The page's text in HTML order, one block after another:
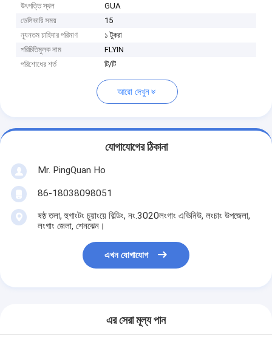
উৎপত্তি স্থল
GUA
ডেলিভারি সময়
15
ন্যূনতম চাহিদার পরিমাণ
১ টুকরা
পরিচিতিমুলক নাম
FLYIN
পরিশোধের শর্ত
টি/টি
আরো দেখুন
যোগাযোগের ঠিকানা
Mr. PingQuan Ho
86-18038098051
ষষ্ঠ তলা, হুগাংটং চুয়াংয়ে বিল্ডিং, নং.3020লংগাং এভিনিউ, লংচাং উপজেলা,
লংগাং জেলা, শেনঝেন।
এখন যোগাযোগ
এর সেরা মূল্য পান